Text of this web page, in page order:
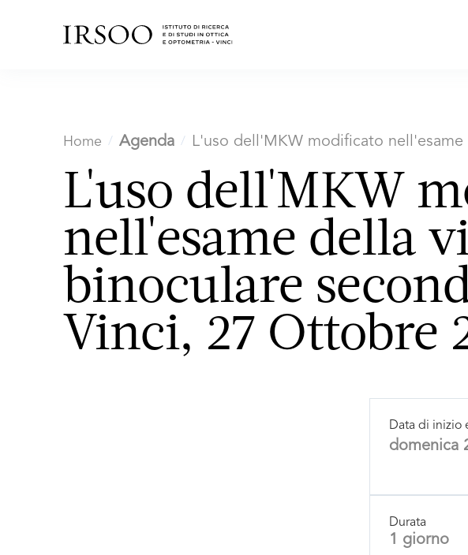
Home Agenda L'uso dell'MKW modificato nell'esame
L'uso dell'MKW
nell'esame della
binoculare
Vinci, 27 Ottobre
Data di inizio
domenica
Durata
1 giorno